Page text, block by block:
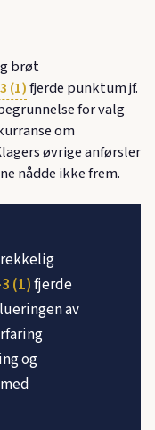
brøt
(1)fjerde punktum jf.
for valg
om
øvrige anførsler
nådde ikke frem.
(1)fjerde
av
og